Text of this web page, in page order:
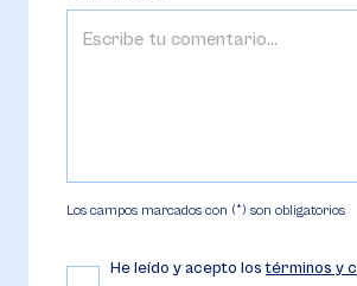
Los campos marcados con (*) son obligatorios
He leído y acepto lostérminos y